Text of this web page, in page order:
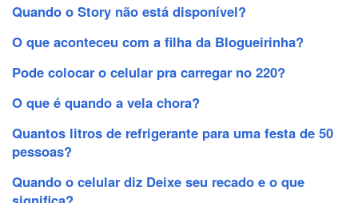
Quando o Story não está disponível?
O que aconteceu com a filha da Blogueirinha?
Pode colocar o celular pra carregar no 220?
O que é quando a vela chora?
Quantos litros de refrigerante para uma festa de 50
pessoas?
Quando o celular diz Deixe seu recado e o que